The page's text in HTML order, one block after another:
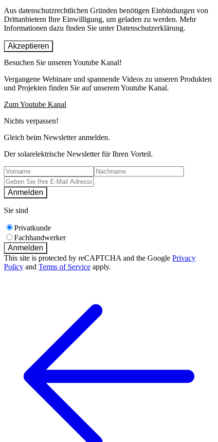
Aus datenschutzrechtlichen Gründen benötigen Einbindungen von
Drittanbietern Ihre Einwilligung, um geladen zu werden. Mehr
Informationen dazu finden Sie unter Datenschutzerklärung.
Akzeptieren
Besuchen Sie unseren Youtube Kanal!
Vergangene Webinare und spannende Videos zu unseren Produkten
und Projekten finden Sie auf unserem Youtube Kanal.
Zum Youtube Kanal
Nichts verpassen!
Gleich beim Newsletter anmelden.
Der solarelektrische Newsletter für Ihren Vorteil.
Anmelden
Sie sind
Privatkunde
Fachhandwerker
Anmelden
This site is protected by reCAPTCHA and the Google Privacy
Policy and Terms of Service apply.